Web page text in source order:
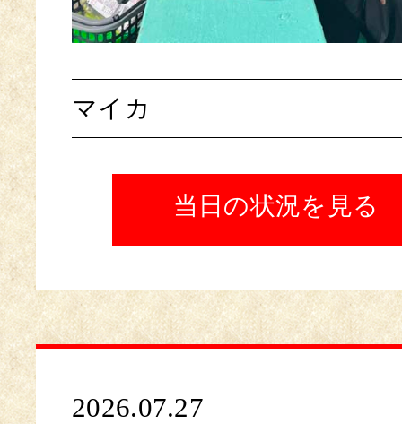
マイカ
当日の状況を見る
2026.07.27